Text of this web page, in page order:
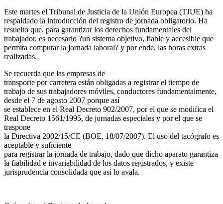
Este martes el Tribunal de Justicia de la Unión Europea (TJUE) ha
respaldado la introducción del registro de jornada obligatorio. Ha
resuelto que, para garantizar los derechos fundamentales del
trabajador, es necesario ?un sistema objetivo, fiable y accesible que
permita computar la jornada laboral? y por ende, las horas extras
realizadas.
Se recuerda que las empresas de
transporte por carretera están obligadas a registrar el tiempo de
trabajo de sus trabajadores móviles, conductores fundamentalmente,
desde el 7 de agosto 2007 porque así
se establece en el Real Decreto 902/2007, por el que se modifica el
Real Decreto 1561/1995, de jornadas especiales y por el que se
traspone
la Directiva 2002/15/CE (BOE, 18/07/2007). El uso del tacógrafo es
aceptable y suficiente
para registrar la jornada de trabajo, dado que dicho aparato garantiza
la fiabilidad e invariabilidad de los datos registrados, y existe
jurisprudencia consolidada que así lo avala.